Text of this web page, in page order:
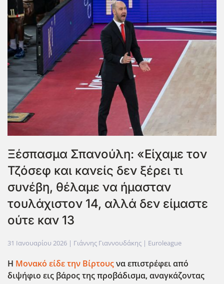
Ξέσπασμα Σπανούλη: «Είχαμε τον
Τζόσεφ και κανείς δεν ξέρει τι
συνέβη, θέλαμε να ήμασταν
τουλάχιστον 14, αλλά δεν είμαστε
ούτε καν 13
31 Ιανουαρίου 2026 | Γιάννης Γιαννουδάκης | Euroleague
Η Μονακό είδε την Βίρτουςνα επιστρέφει από
διψήφιο εις βάρος της προβάδισμα, αναγκάζοντας